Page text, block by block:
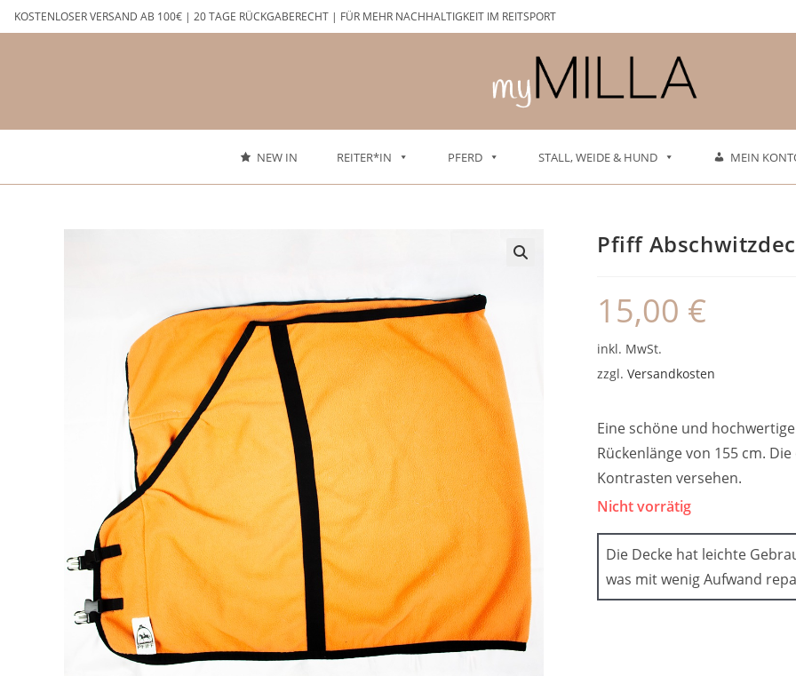
Zum
Inhalt
KOSTENLOSER VERSAND AB 100€ | 20 TAGE RÜCKGABERECHT | FÜR MEHR NACHHALTIGKEIT IM REITSPORT
NEW IN REITER*IN PFERD STALL, WEIDE & HUND MEIN
Pfiff
15,00 €
inkl. MwSt.
zzgl. Versandkosten
Eine schöne und
Rückenlänge von 155 cm.
Kontrasten versehen.
Nicht vorrätig
Die Decke hat leichte
was mit wenig Aufwand